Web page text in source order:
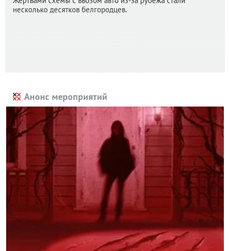
несколько десятков белгородцев.
Анонс мероприятий